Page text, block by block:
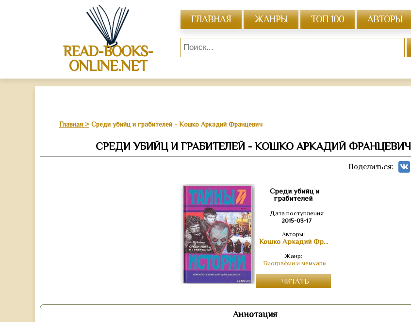
READ-BOOKS-
ONLINE.NET
ГЛАВНАЯ ЖАНРЫ ТОП 100 АВТОРЫ
Главная Среди убийц и грабителей - Кошко Аркадий Францевич
СРЕДИ УБИЙЦ И ГРАБИТЕЛЕЙ - КОШКО АРКАДИЙ ФРАНЦЕВИЧ
Поделиться:
Среди убийц и
грабителей
Дата поступления
2015-03-17
Авторы:
Кошко Аркадий Францевич
Жанр:
Биографии и мемуары
ЧИТАТЬ
Аннотация